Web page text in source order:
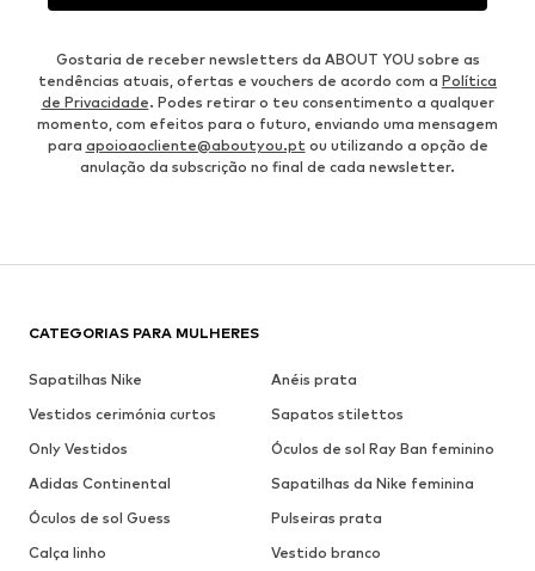
Gostaria de receber newsletters da ABOUT YOU sobre as
tendências atuais, ofertas e vouchers de acordo com a Política
de Privacidade. Podes retirar o teu consentimento a qualquer
momento, com efeitos para o futuro, enviando uma mensagem
para apoioaocliente@aboutyou.pt ou utilizando a opção de
anulação da subscrição no final de cada newsletter.
CATEGORIAS PARA MULHERES
Sapatilhas Nike
Anéis prata
Vestidos cerimónia curtos
Sapatos stilettos
Only Vestidos
Óculos de sol Ray Ban feminino
Adidas Continental
Sapatilhas da Nike feminina
Óculos de sol Guess
Pulseiras prata
Calça linho
Vestido branco